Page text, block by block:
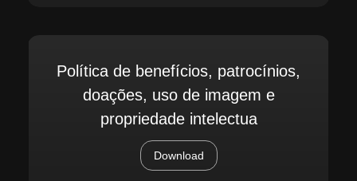
Política de benefícios, patrocínios,
doações, uso de imagem e
propriedade intelectua
Download